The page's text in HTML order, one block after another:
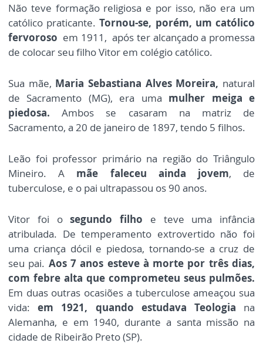
Não teve formação religiosa e por isso, não era um
católico praticante.Tornou-se, porém, um católico
fervoroso em 1911, após ter alcançado a promessa
de colocar seu filho Vitor em colégio católico.
Sua mãe, Maria Sebastiana Alves Moreira, natural
de Sacramento (MG), era uma mulher meiga e
piedosa. Ambos se casaram na matriz de
Sacramento, a 20 de janeiro de 1897, tendo 5 filhos.
Leão foi professor primário na região do Triângulo
Mineiro. A mãe faleceu ainda jovem, de
tuberculose, e o pai ultrapassou os 90 anos.
Vitor foi osegundo filho e teve uma infância
atribulada. De temperamento extrovertido não foi
uma criança dócil e piedosa, tornando-se a cruz de
seu pai. Aos 7 anos esteve à morte por três dias,
com febre alta que comprometeu seus pulmões.
Em duas outras ocasiões a tuberculose ameaçou sua
vida:em 1921, quando estudava Teologia na
Alemanha, e em 1940, durante a santa missão na
cidade de Ribeirão Preto (SP).